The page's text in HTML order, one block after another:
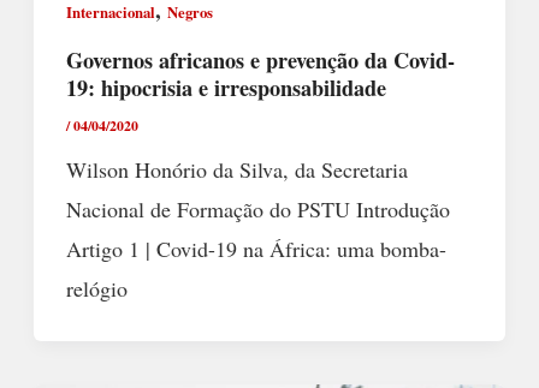
Internacional, Negros
Governos africanos e prevenção da Covid-
19: hipocrisia e irresponsabilidade
/04/04/2020
Wilson Honório da Silva, da Secretaria
Nacional de Formação do PSTU Introdução
Artigo 1 | Covid-19 na África: uma bomba-
relógio